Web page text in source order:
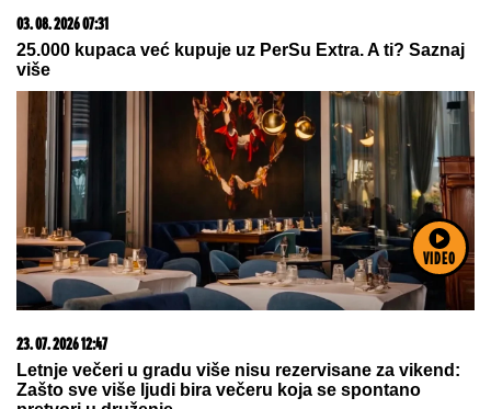
VIDEO
03. 08. 2026 07:31
25.000 kupaca već kupuje uz PerSu Extra. A ti? Saznaj
više
23. 07. 2026 12:47
Letnje večeri u gradu više nisu rezervisane za vikend:
Zašto sve više ljudi bira večeru koja se spontano